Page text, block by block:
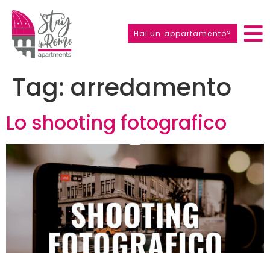
Hai un appartamento?
Tag: arredamento
Lo shooting fotografico